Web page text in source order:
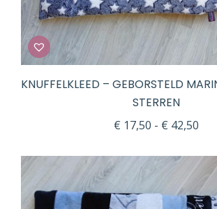
KNUFFELKLEED – GEBORSTELD
STERREN
€ 17,50 - € 42,50
€